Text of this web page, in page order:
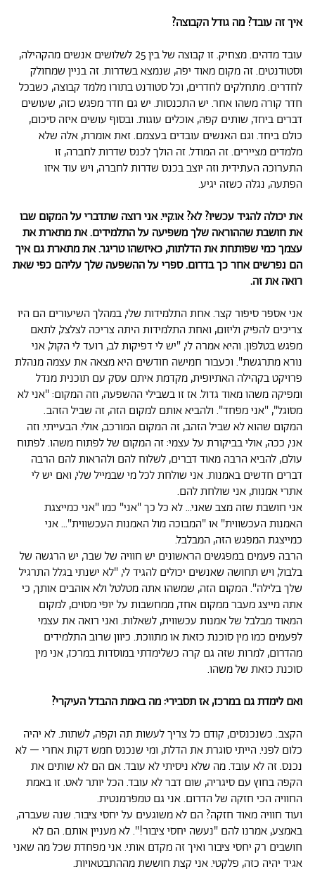
איך זה עובד? מה גודל הקבוצה?
עובד מדהים. מצחיק. זו קבוצה של בין 25 לשלושים אנשים מהקהילה,
וסטודנטים. זה מקום מאוד יפה, שנמצא בשדרות. זה בניין שמחולק
לחדרים. מתחלקים לחדרים, וכל סטודנט בתורו מלמד קבוצה, כשבכל
חדר קורה משהו אחר. יש התכנסות. יש גם חדר מפגש כזה, שעושים
דברים ביחד, שותים קפה, אוכלים עוגות. ובסוף עושים איזה סיכום,
כולם ביחד. וגם האנשים עובדים בעצמם. זאת אומרת, אלה שלא
מלמדים מציירים. זה המודל. זה הולך לכנס שדרות לחברה, זו
התערוכה העתידית וזה יוצב בכנס שדרות לחברה, ויש עוד איזו
הפתעה, נגלה כשזה יגיע.
את יכולה להגיד עכשיו? לא? או.קיי. אני רוצה שתדברי על המקום שבו
את חושבת שההוראה שלך משפיעה על התלמידים. את מתארת את
עצמך כמי שפותחת את הדלתות, כאיזשהו טריגר. את מתארת גם איך
הם נפרשים אחר כך בדרום. ספרי על ההשפעה שלך עליהם כפי שאת
רואה את זה.
אני אספר סיפור קצר. אחת התלמידות שלי, במהלך השיעורים הם היו
צריכים להפיק וליזום, ואחת התלמידות היתה צריכה לצלצל, לתאם
מפגש בטלפון. והיא אמרה לי, "יש לי דפיקות לב, רועד לי הקול, אני
נורא מתרגשת". וכעבור חמישה חודשים היא מצאה את עצמה מנהלת
פרויקט בקהילה האתיופית, מקדמת איתם עסק עם תוכנית מנדל
ומפיקה משהו מאוד גדול. אז זו בשבילי ההשפעה, וזה המקום: "אני לא
מסוגל", "אני מפחד". ולהביא אותם למקום הזה, זה שביל הזהב.
המקום שהוא לא שביל הזהב, זה המקום המורכב, אולי. הבעייתי. וזה
אני, ככה, אולי בביקורת על עצמי: זה המקום של לפתוח משהו. לפתוח
עולם, להביא הרבה מאוד דברים, לשלוח להם ולהראות להם הרבה
דברים חדשים באמנות. אני שולחת לכל מי שבמייל שלי, ואם יש לי
אתרי אמנות, אני שולחת להם.
אני חושבת שזה מצב שאני... לא כל כך "אני" כמו "אני כמייצגת
האמנות העכשווית" או "המבוכה מול האמנות העכשווית"... אני
כמייצגת המפגש הזה, המבלבל.
הרבה פעמים במפגשים הראשונים יש חוויה של שבר, יש הרגשה של
בלבול, ויש תחושה שאנשים יכולים להגיד לי, "לא ישנתי בגלל התרגיל
שלך בלילה". המקום הזה, שמשהו אתה מטלטל ולא אוהבים אותך, כי
אתה מייצג מעבר ממקום אחד, ממחשבות על יופי מסוים, למקום
המאוד מבלבל של אמנות עכשווית, לשאלות. ואני רואה את עצמי
לפעמים כמו מין סוכנת כזאת או מתווכת. כיוון שרוב התלמידים
מהדרום, למרות שזה גם קרה כשלימדתי במוסדות במרכז, אני מין
סוכנת כזאת של משהו.
ואם לימדת גם במרכז, אז תסבירי: מה באמת ההבדל העיקרי?
הקצב. כשנכנסים, קודם כל צריך לעשות תה וקפה, לשתות. לא יהיה
כלום לפני. הייתי סוגרת את הדלת, ומי שנכנס חמש דקות אחרי – לא
נכנס. זה לא עובד. מה שלא ניסיתי לא עובד. אם הם לא שותים את
הקפה בחוץ עם סיגריה, שום דבר לא עובד. הכל יותר לאט. זו באמת
החוויה הכי חזקה של הדרום. אני גם טמפרמנטית.
ועוד חוויה מאוד חזקה? הם לא משוגעים על יחסי ציבור. שנה שעברה,
באמצע, אמרנו להם "נעשה יחסי ציבור!". לא מעניין אותם. הם לא
חושבים רק יחסי ציבור ואיך זה מקדם אותי. אני מפחדת שכל מה שאני
אגיד יהיה כזה, פלקטי. אני קצת חוששת מההתבטאויות.